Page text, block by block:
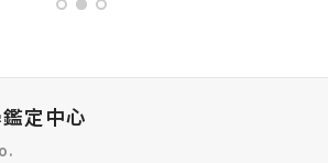
定中心